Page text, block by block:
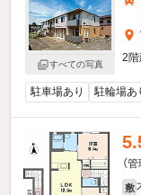
すべての写真
2階
駐車場あり 駐輪場あ
（
敷